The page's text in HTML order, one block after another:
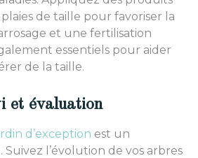
de taille pour favoriser la
et une fertilisation
essentiels pour aider
de la taille.
et évaluation
d’exception est un
Suivez l’évolution de vos arbres